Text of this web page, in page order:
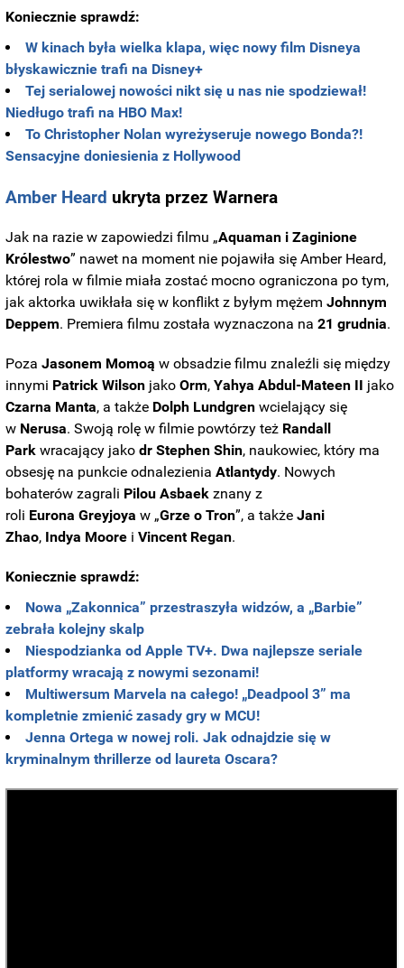
Koniecznie sprawdź:
W kinach była wielka klapa, więc nowy film Disneya
błyskawicznie trafi na Disney+
Tej serialowej nowości nikt się u nas nie spodziewał!
Niedługo trafi na HBO Max!
To Christopher Nolan wyreżyseruje nowego Bonda?!
Sensacyjne doniesienia z Hollywood
Amber Heard ukryta przez Warnera
Jak na razie w zapowiedzi filmu „Aquaman i Zaginione
Królestwo” nawet na moment nie pojawiła się Amber Heard,
której rola w filmie miała zostać mocno ograniczona po tym,
jak aktorka uwikłała się w konflikt z byłym mężemJohnnym
Deppem. Premiera filmu została wyznaczona na21 grudnia.
PozaJasonem Momoą w obsadzie filmu znaleźli się między
innymi Patrick Wilson jakoOrm,Yahya Abdul-Mateen II jako
Czarna Manta, a także Dolph Lundgren wcielający się
w Nerusa. Swoją rolę w filmie powtórzy też Randall
Parkwracający jako dr Stephen Shin, naukowiec, który ma
obsesję na punkcie odnalezieniaAtlantydy. Nowych
bohaterów zagrali Pilou Asbaek znany z
roli Eurona Greyjoyaw „Grze o Tron”, a takżeJani
Zhao, Indya Moore iVincent Regan.
Koniecznie sprawdź:
Nowa „Zakonnica” przestraszyła widzów, a „Barbie”
zebrała kolejny skalp
Niespodzianka od Apple TV+. Dwa najlepsze seriale
platformy wracają z nowymi sezonami!
Multiwersum Marvela na całego! „Deadpool 3” ma
kompletnie zmienić zasady gry w MCU!
Jenna Ortega w nowej roli. Jak odnajdzie się w
kryminalnym thrillerze od laureta Oscara?